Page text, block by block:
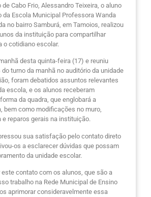
Cabo Frio, Alessandro Teixeira, o aluno
da Escola Municipal Professora Wanda
no bairro Samburá, em Tamoios, realizou
da instituição para compartilhar
o cotidiano escolar.
desta quinta-feira (17) e reuniu
turno da manhã no auditório da unidade
foram debatidos assuntos relevantes
escola, e os alunos receberam
da quadra, que englobará a
bem como modificações no muro,
e reparos gerais na instituição.
sua satisfação pelo contato direto
os a esclarecer dúvidas que possam
da unidade escolar.
este contato com os alunos, que são a
trabalho na Rede Municipal de Ensino
aprimorar consideravelmente essa